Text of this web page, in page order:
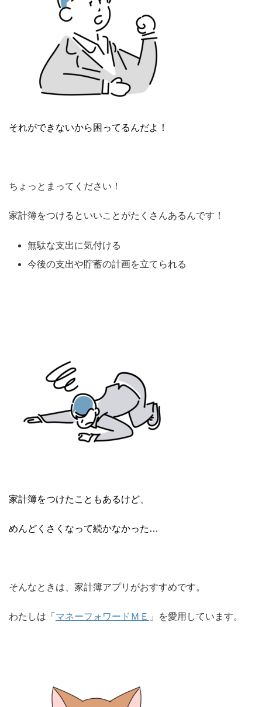
それができないから困ってるんだよ！
ちょっとまってください！
家計簿をつけるといいことがたくさんあるんです！
無駄な支出に気付ける
今後の支出や貯蓄の計画を立てられる
家計簿をつけたこともあるけど、
めんどくさくなって続かなかった…
そんなときは、 家計簿アプリ がおすすめです。
わたしは「 マネーフォワードＭＥ 」を愛用しています。